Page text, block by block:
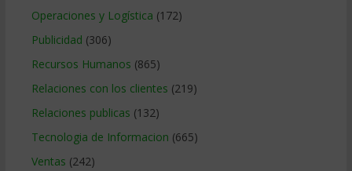
Operaciones y Logística (172)
Publicidad (306)
Recursos Humanos (865)
Relaciones con los clientes (219)
Relaciones publicas (132)
Tecnologia de Informacion (665)
Ventas (242)